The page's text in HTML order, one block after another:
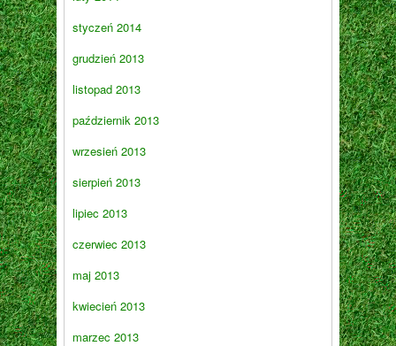
styczeń 2014
grudzień 2013
listopad 2013
październik 2013
wrzesień 2013
sierpień 2013
lipiec 2013
czerwiec 2013
maj 2013
kwiecień 2013
marzec 2013